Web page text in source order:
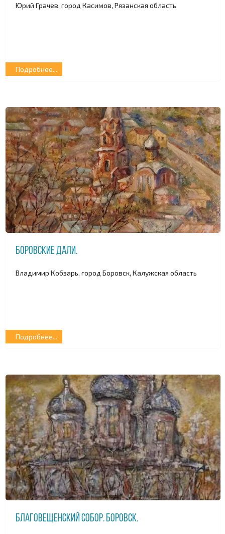
Юрий Грачев, город Касимов, Рязанская область
Подробнее...
Боровские дали.
Владимир Кобзарь, город Боровск, Калужская область
Подробнее...
Благовещенский собор. Боровск.